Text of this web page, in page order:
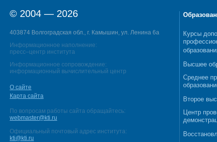
© 2004 — 2026
403874 Волгоградская обл., г. Камышин, ул. Ленина 6а
Информационное наполнение:
пресс–центр института
Информационное сопровождение:
информационный вычислительный центр
О сайте
Карта сайта
По вопросам работы сайта обращайтесь:
webmaster@kti.ru
Официальный почтовый адрес института:
kti@kti.ru
Курсы
Высшее
Среднее
Второе
Центр